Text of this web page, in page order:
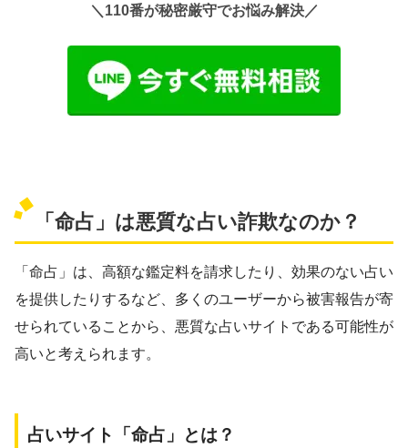
＼110番が秘密厳守でお悩み解決／
「命占」は悪質な占い詐欺なのか？
「命占」は、高額な鑑定料を請求したり、効果のない占い
を提供したりするなど、多くのユーザーから被害報告が寄
せられていることから、悪質な占いサイトである可能性が
高いと考えられます。
占いサイト「命占」とは？